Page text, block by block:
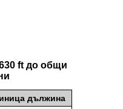
ft до общи
дължина